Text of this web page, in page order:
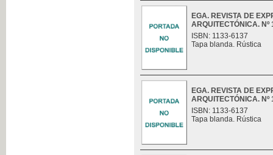
EGA. REVISTA DE
ARQUITECTÓNICA. Nº
ISBN: 1133-6137
Tapa blanda. Rústica
EGA. REVISTA DE
ARQUITECTÓNICA. Nº
ISBN: 1133-6137
Tapa blanda. Rústica